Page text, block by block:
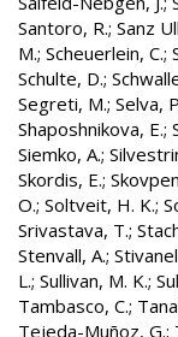
Santoro, R.; Sanz
M.; Scheuerlein, C.;
Schulte, D.;
Segreti, M.; Selva,
Shaposhnikova, E.;
Siemko, A.;
Skordis, E.;
O.; Soltveit, H. K.;
Srivastava, T.;
Stenvall, A.;
L.; Sullivan, M. K.;
Tambasco, C.;
Tejeda-Muñoz, G.;